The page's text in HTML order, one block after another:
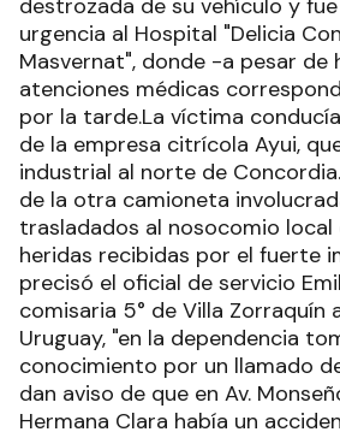
destrozada de su vehículo y
urgencia al Hospital "Delicia
Masvernat", donde -a pesar de
atenciones médicas
por la tarde.La víctima
de la empresa citrícola Ayui,
industrial al norte de
de la otra camioneta
trasladados al nosocomio local
heridas recibidas por el fuerte
precisó el oficial de servicio
comisaria 5° de Villa Zorraquín
Uruguay, "en la dependencia
conocimiento por un llamado
dan aviso de que en Av.
Hermana Clara había un